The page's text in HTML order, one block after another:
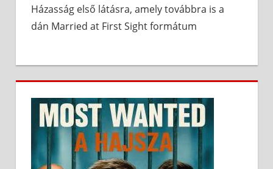
Házasság első látásra, amely továbbra is a
dán Married at First Sight formátum